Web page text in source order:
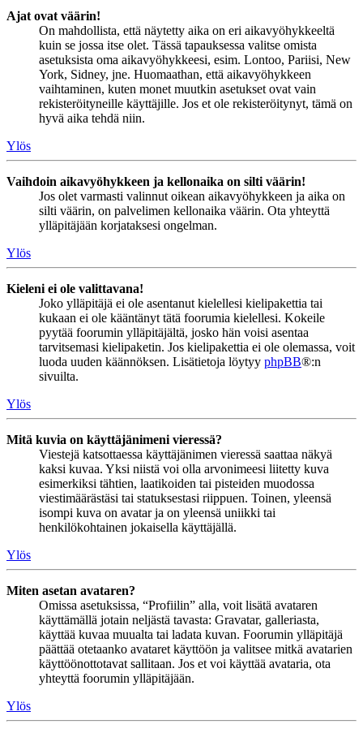
Ajat ovat väärin!
On mahdollista, että näytetty aika on eri aikavyöhykkeeltä
kuin se jossa itse olet. Tässä tapauksessa valitse omista
asetuksista oma aikavyöhykkeesi, esim. Lontoo, Pariisi, New
York, Sidney, jne. Huomaathan, että aikavyöhykkeen
vaihtaminen, kuten monet muutkin asetukset ovat vain
rekisteröityneille käyttäjille. Jos et ole rekisteröitynyt, tämä on
hyvä aika tehdä niin.
Ylös
Vaihdoin aikavyöhykkeen ja kellonaika on silti väärin!
Jos olet varmasti valinnut oikean aikavyöhykkeen ja aika on
silti väärin, on palvelimen kellonaika väärin. Ota yhteyttä
ylläpitäjään korjataksesi ongelman.
Ylös
Kieleni ei ole valittavana!
Joko ylläpitäjä ei ole asentanut kielellesi kielipakettia tai
kukaan ei ole kääntänyt tätä foorumia kielellesi. Kokeile
pyytää foorumin ylläpitäjältä, josko hän voisi asentaa
tarvitsemasi kielipaketin. Jos kielipakettia ei ole olemassa, voit
luoda uuden käännöksen. Lisätietoja löytyy phpBB®:n
sivuilta.
Ylös
Mitä kuvia on käyttäjänimeni vieressä?
Viestejä katsottaessa käyttäjänimen vieressä saattaa näkyä
kaksi kuvaa. Yksi niistä voi olla arvonimeesi liitetty kuva
esimerkiksi tähtien, laatikoiden tai pisteiden muodossa
viestimäärästäsi tai statuksestasi riippuen. Toinen, yleensä
isompi kuva on avatar ja on yleensä uniikki tai
henkilökohtainen jokaisella käyttäjällä.
Ylös
Miten asetan avataren?
Omissa asetuksissa, “Profiilin” alla, voit lisätä avataren
käyttämällä jotain neljästä tavasta: Gravatar, galleriasta,
käyttää kuvaa muualta tai ladata kuvan. Foorumin ylläpitäjä
päättää otetaanko avataret käyttöön ja valitsee mitkä avatarien
käyttöönottotavat sallitaan. Jos et voi käyttää avataria, ota
yhteyttä foorumin ylläpitäjään.
Ylös